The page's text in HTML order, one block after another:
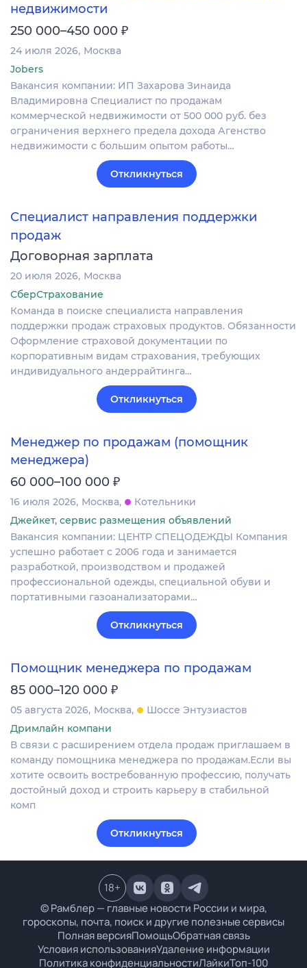
недвижимости
250 000–450 000 ₽
24 июля 2026 Москва
Jobers
Вакансия компании: ИП Захарова Зинаида
Владимировна Специалист по продажам
коммерческой недвижимости от 500 000 руб. без
ограничения верхнего предела дохода Агенство
недвижимости с большим опытом работы…
Откликнуться
Специалист направления поддержки
продаж
Договорная зарплата
20 июля 2026 Москва
СберСтрахование
Команда в поиске специалиста направления
поддержки продаж страховых продуктов. Обязанности
Оформление страховой документации по
корпоративным видам страхования, требующих
индивидуального андеррайтинга…
Откликнуться
Менеджер по продажам (помощник
менеджера)
60 000–100 000 ₽
16 июля 2026 Москва
Котельники
Джейкет, сервис размещения объявлений
Вакансия компании: ЦЕНТР СПЕЦОДЕЖДЫ Компания
успешно работает с 2006 года и занимается
разработкой, производством и продажей
профессиональной одежды, специальной обуви и
портативными газоанализаторами…
Откликнуться
Помощник менеджера по продажам
85 000–120 000 ₽
05 августа 2026 Москва
Шоссе Энтузиастов
Дримлайн компани
В связи с расширением отдела продаж приглашаем в
команду помощника менеджера по продажам.Если вы
хотите освоить востребованную профессию, получать
достойный доход и строить карьеру в стабильной
комп
Откликнуться
© Рамблер — главные новости России и мира,
гороскопы, почта, поиск и другие полезные сервисы
Полная версияПомощьОбратная связь
Условия использованияУдаление информации
Политика конфиденциальностиЛайкиТоп-100
18+